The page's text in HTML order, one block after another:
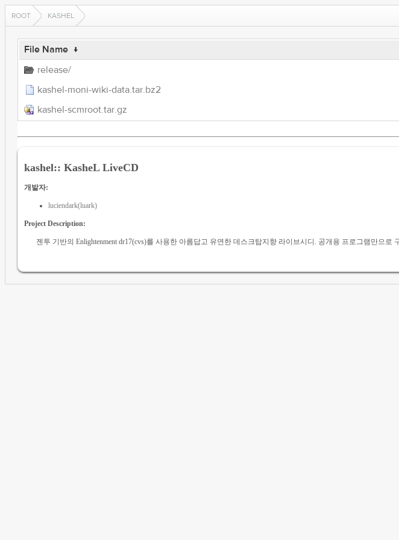
ROOT KASHEL
File Name ↓
release/
kashel-moni-wiki-data.tar.bz2
kashel-scmroot.tar.gz
kashel:: KasheL LiveCD
개발자:
luciendark(luark)
Project Description:
젠투 기반의 Enlightenment dr17(cvs)를 사용한 아름답고 유연한 데스크탑지향 라이브시디. 공개용 프로그램만으로